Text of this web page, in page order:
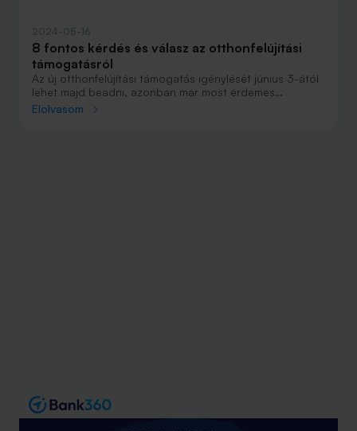
8 fontos kérdés és válasz az otthonfelújítási
támogatásról
Az új otthonfelújítási támogatás igénylését június 3-ától
lehet majd beadni, azonban már most érdemes
felkészülni, hiszen a rendelkezésre álló 108 milliárd
Elolvasom